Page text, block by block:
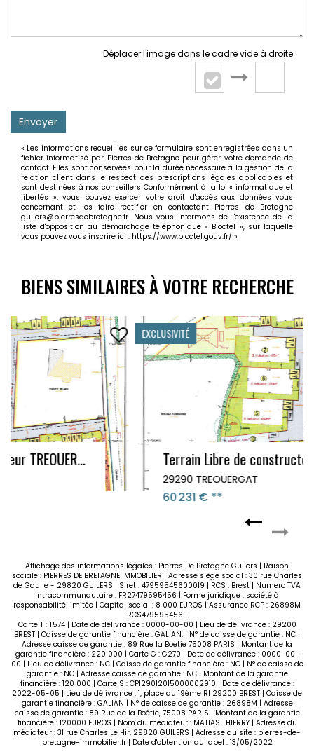
Déplacer l'image dans le cadre vide à droite
Envoyer
« Les informations recueillies sur ce formulaire sont enregistrées dans un
fichier informatisé par Pierres de Bretagne pour gérer votre demande de
contact. Elles sont conservées pour la durée nécessaire à la gestion de la
relation client dans le respect des prescriptions légales applicables et
sont destinées à nos conseillers Conformément à la loi « informatique et
libertés », vous pouvez exercer votre droit d'accès aux données vous
concernant et les faire rectifier en contactant Pierres de Bretagne
guilers@pierresdebretagne.fr. Nous vous informons de l'existence de la
liste d'opposition au démarchage téléphonique « Bloctel », sur laquelle
vous pouvez vous inscrire ici : https://www.bloctel.gouv.fr/ »
BIENS SIMILAIRES À VOTRE RECHERCHE
EXCLUSIVITÉ
Terrain Libre de constructeur TREOUERGAT (15 minutes de brest) LOT NUMERO 7
29290 TREOUERGAT
Affichage des informations légales : Pierres De Bretagne Guilers | Raison
sociale : PIERRES DE BRETAGNE IMMOBILIER | Adresse siège social : 30 rue Charles
de Gaulle - 29820 GUILERS | Siret : 47959545600019 | RCS : Brest | Numero TVA
Intracommunautaire : FR27479595456 | Forme juridique : société à
responsabilité limitée | Capital social : 8 000 EUROS | Assurance RCP : 26898M
RCS479595456 |
Carte T : T574 | Date de délivrance : 0000-00-00 | Lieu de délivrance : 29200
BREST | Caisse de garantie financière : GALIAN. | N° de caisse de garantie : NC |
Adresse caisse de garantie : 89 Rue la Boetie 75008 PARIS | Montant de la
garantie financière : 220 000 | Carte G : G270 | Date de délivrance : 0000-00-
00 | Lieu de délivrance : NC | Caisse de garantie financière : NC | N° de caisse de
garantie : NC | Adresse caisse de garantie : NC | Montant de la garantie
financière : 120 000 | Carte S : CPI29012015000002910 | Date de délivrance :
2022-05-05 | Lieu de délivrance : 1, place du 19ème RI 29200 BREST | Caisse de
garantie financière : GALIAN | N° de caisse de garantie : 26898M | Adresse
caisse de garantie : 89 Rue de la Boétie, 75008 PARIS | Montant de la garantie
financière : 120000 EUROS | Nom du médiateur : MATIAS THIERRY | Adresse du
médiateur : 31 rue Charles Le Hir, 29820 GUILERS | Adresse du site : pierres-de-
bretagne-immobilier.fr| Date d'obtention du label : 13/05/2022